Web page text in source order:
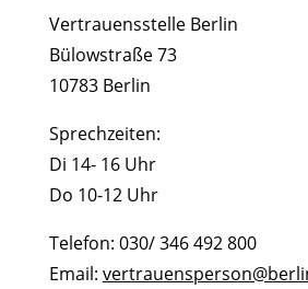
Vertrauensstelle Berlin
Bülowstraße 73
10783 Berlin
Sprechzeiten:
Di 14- 16 Uhr
Do 10-12 Uhr
Telefon: 030/ 346 492 800
Email: